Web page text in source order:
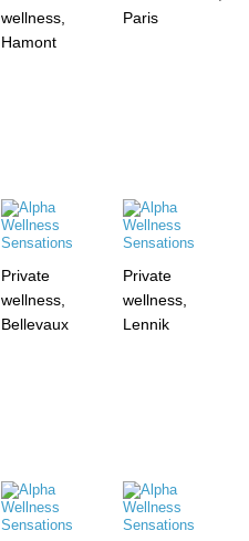
wellness,
Hamont
Paris
Private
wellness,
Bellevaux
Private
wellness,
Lennik